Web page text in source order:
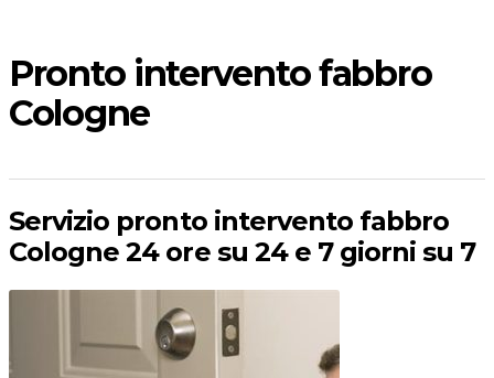
Pronto intervento fabbro
Cologne
Servizio pronto intervento fabbro
Cologne 24 ore su 24 e 7 giorni su 7